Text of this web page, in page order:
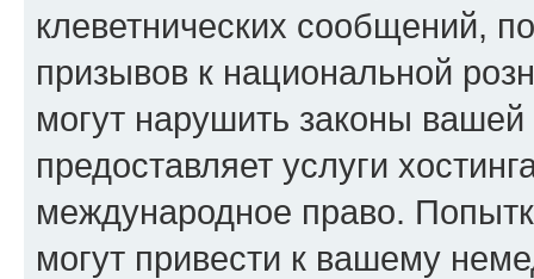
клеветнических сообщений,
призывов к национальной
могут нарушить законы
предоставляет услуги
международное право.
могут привести к вашему